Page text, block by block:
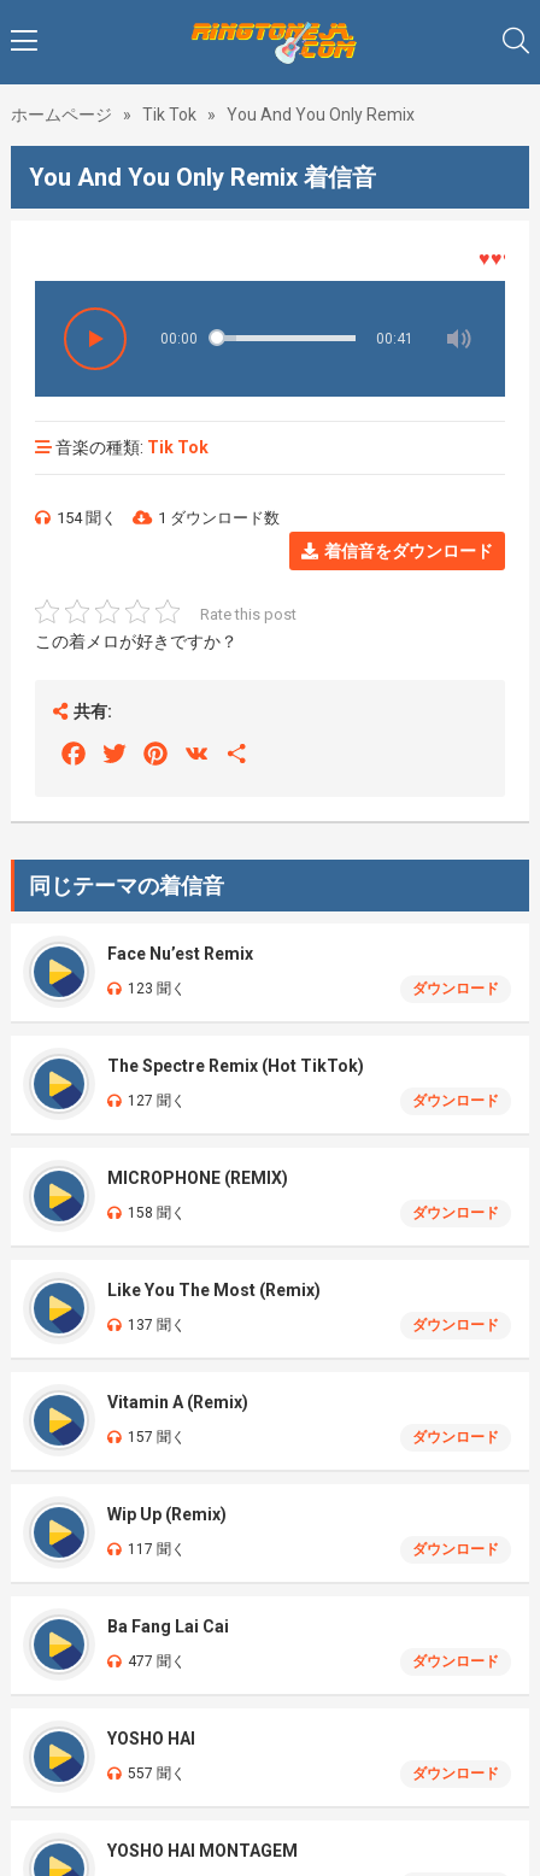
ホームページ » Tik Tok » You And You Only Remix
You And You Only Remix 着信音
♥♥♥着メ
00:00 00:41
音楽の種類: Tik Tok
154 聞く 1 ダウンロード数
着信音をダウンロード
Rate this post
この着メロが好きですか？
共有:
FacebookTwitterPinterest
VK
同じテーマの着信音
Face Nu’est Remix
123 聞く ダウンロード
The Spectre Remix (Hot TikTok)
127 聞く ダウンロード
MICROPHONE (REMIX)
158 聞く ダウンロード
Like You The Most (Remix)
137 聞く ダウンロード
Vitamin A (Remix)
157 聞く ダウンロード
Wip Up (Remix)
117 聞く ダウンロード
Ba Fang Lai Cai
477 聞く ダウンロード
YOSHO HAI
557 聞く ダウンロード
YOSHO HAI MONTAGEM